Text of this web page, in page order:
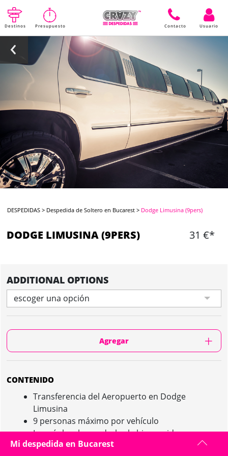
Destinos Presupuesto Contacto Usuario
DESPEDIDAS > Despedida de Soltero en Bucarest > Dodge Limusina (9pers)
DODGE LIMUSINA (9PERS) 31 €*
ADDITIONAL OPTIONS
escoger una opción
Agregar
CONTENIDO
Transferencia del Aeropuerto en Dodge
Limusina
9 personas máximo por vehículo
La guía local para darles la bienvenida
Posibilidad de añadir un minibús para el regreso
Mi despedida en Bucarest